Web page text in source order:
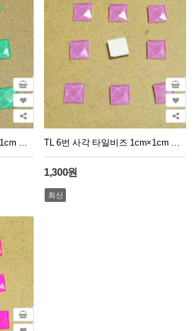
1,300원
최신